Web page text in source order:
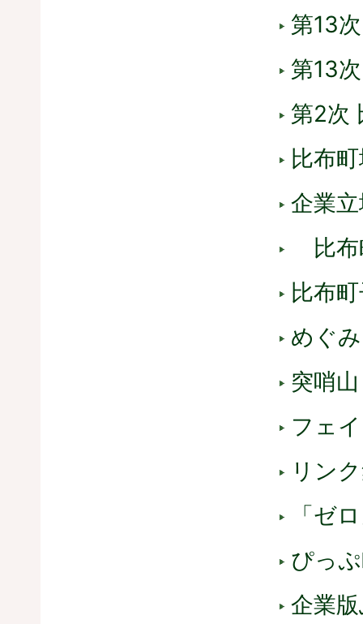
第13
第13
第2次
比布
企業
比布
比布
めぐ
突哨山
フェ
リン
「ゼ
ぴっ
企業